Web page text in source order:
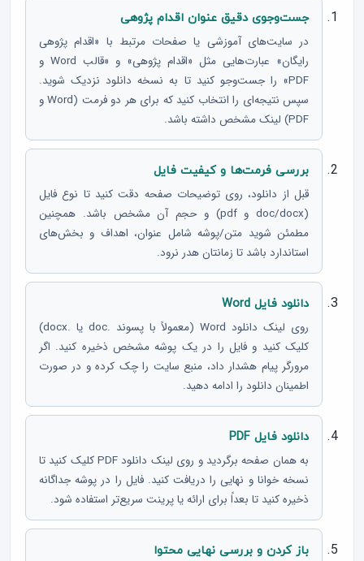
جست‌وجوی دقیق عنوان اقدام پژوهی
در سایت‌های آموزشی یا صفحات مرتبط با «اقدام پژوهی
رایگان» عبارت‌هایی مثل «اقدام پژوهی» و «قالب Word و
PDF» را جست‌وجو کنید تا به نسخه دانلود نزدیک شوید.
سپس نتیجه‌ای را انتخاب کنید که برای هر دو فرمت (Word و
PDF) لینک مشخص داشته باشد.
بررسی فرمت‌ها و کیفیت فایل
قبل از دانلود، روی توضیحات صفحه دقت کنید تا نوع فایل
(doc/docx و pdf) و حجم آن مشخص باشد. همچنین
مطمئن شوید متن/پوشه شامل عنوان، اهداف و بخش‌های
استاندارد باشد تا زمانتان هدر نرود.
دانلود فایل Word
روی لینک دانلود Word (معمولاً با پسوند .doc یا .docx)
کلیک کنید و فایل را در یک پوشه مشخص ذخیره کنید. اگر
مرورگر پیام هشدار داد، منبع سایت را چک کرده و در صورت
اطمینان دانلود را ادامه دهید.
دانلود فایل PDF
به همان صفحه برگردید و روی لینک دانلود PDF کلیک کنید تا
نسخه خوانا و نهایی را دریافت کنید. فایل را در پوشه جداگانه
ذخیره کنید تا بعداً برای ارائه یا پرینت سریع‌تر استفاده شود.
باز کردن و بررسی نهایی محتوا